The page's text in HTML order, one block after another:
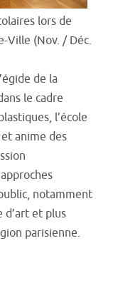
lors de
Ville (Nov. / Déc.
de la
le cadre
l’école
anime des
notamment
d’art et plus
parisienne.